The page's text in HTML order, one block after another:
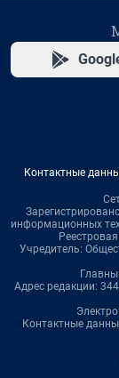
Контактные
информационных
Учредитель:
Адрес редакции:
Контактные